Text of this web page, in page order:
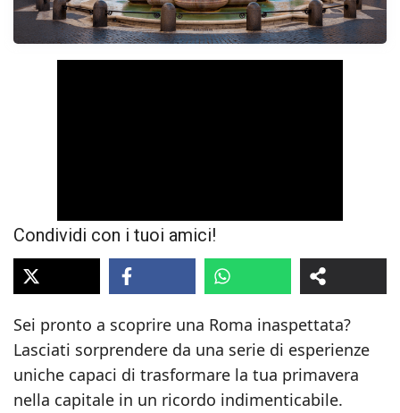
Condividi con i tuoi amici!
Sei pronto a scoprire una Roma inaspettata?
Lasciati sorprendere da una serie di esperienze
uniche capaci di trasformare la tua primavera
nella capitale in un ricordo indimenticabile.